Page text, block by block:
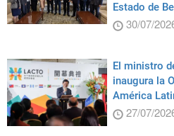
Estado de
30/07/
El ministro
inaugura la
América
27/07/